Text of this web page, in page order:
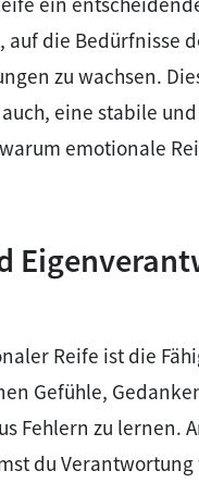
die Bedürfnisse
zu wachsen.
eine stabile
emotionale
Reife ist die
Gefühle,
Fehlern zu lernen.
du